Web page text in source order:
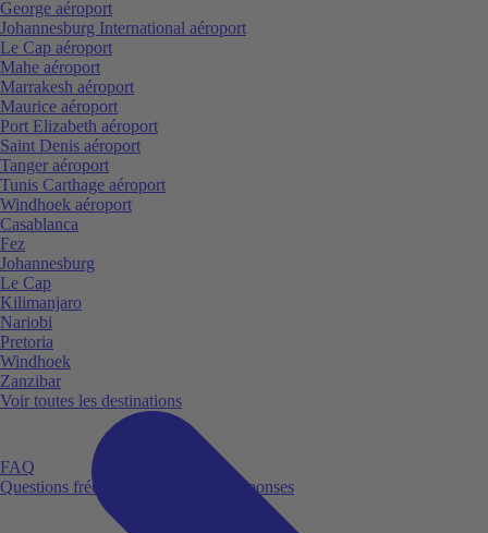
FAQ
Questions fréquemment posées et réponses
George aéroport
Johannesburg International aéroport
Le Cap aéroport
Mahe aéroport
Marrakesh aéroport
Maurice aéroport
Port Elizabeth aéroport
Saint Denis aéroport
Tanger aéroport
Tunis Carthage aéroport
Windhoek aéroport
Casablanca
Fez
Johannesburg
Le Cap
Kilimanjaro
Nariobi
Pretoria
Windhoek
Zanzibar
Voir toutes les destinations